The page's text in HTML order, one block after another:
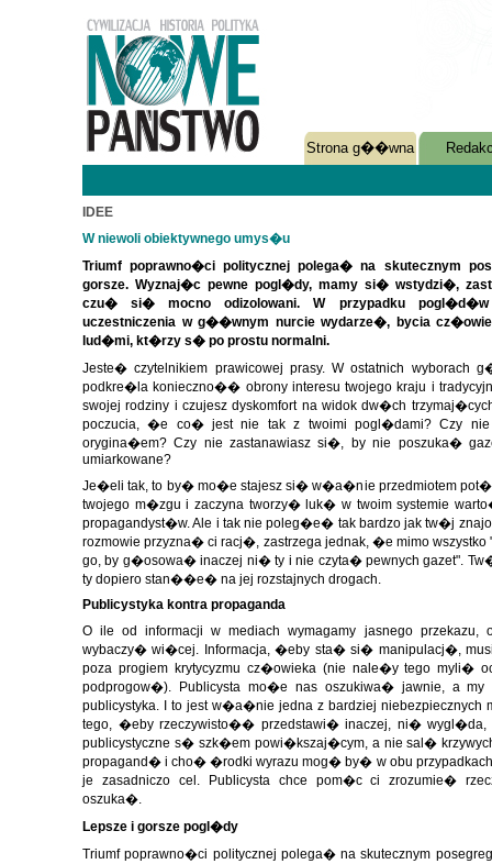
Strona g��wna
IDEE
W niewoli obiektywnego umys�u
Triumf poprawno�ci politycznej polega� na skutecznym
gorsze. Wyznaj�c pewne pogl�dy, mamy si� wstydzi�,
czu� si� mocno odizolowani. W przypadku pogl�d�w
uczestniczenia w g��wnym nurcie wydarze�, bycia
lud�mi, kt�rzy s� po prostu normalni.
Jeste� czytelnikiem prawicowej prasy. W ostatnich
podkre�la konieczno�� obrony interesu twojego kraju i
swojej rodziny i czujesz dyskomfort na widok dw�ch
poczucia, �e co� jest nie tak z twoimi pogl�dami? Czy nie
orygina�em? Czy nie zastanawiasz si�, by nie poszuka�
umiarkowane?
Je�eli tak, to by� mo�e stajesz si� w�a�nie przedmiotem
twojego m�zgu i zaczyna tworzy� luk� w twoim systemie
propagandyst�w. Ale i tak nie poleg�e� tak bardzo jak tw�j
rozmowie przyzna� ci racj�, zastrzega jednak, �e mimo
go, by g�osowa� inaczej ni� ty i nie czyta� pewnych gazet".
ty dopiero stan��e� na jej rozstajnych drogach.
Publicystyka kontra propaganda
O ile od informacji w mediach wymagamy jasnego przekazu,
wybaczy� wi�cej. Informacja, �eby sta� si� manipulacj�,
poza progiem krytycyzmu cz�owieka (nie nale�y tego myli�
podprogow�). Publicysta mo�e nas oszukiwa� jawnie, a
publicystyka. I to jest w�a�nie jedna z bardziej
tego, �eby rzeczywisto�� przedstawi� inaczej, ni� wygl�da,
publicystyczne s� szk�em powi�kszaj�cym, a nie sal�
propagand� i cho� �rodki wyrazu mog� by� w obu
je zasadniczo cel. Publicysta chce pom�c ci zrozumie�
oszuka�.
Lepsze i gorsze pogl�dy
Triumf poprawno�ci politycznej polega� na skutecznym